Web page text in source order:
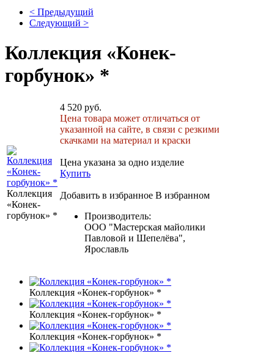
< Предыдущий
Следующий >
Коллекция «Конек-
горбунок» *
Коллекция
«Конек-
горбунок» *
4 520 руб.
Цена товара может отличаться от
указанной на сайте, в связи с резкими
скачками на материал и краски
Цена указана за одно изделие
Купить
Добавить в избранное В избранном
Производитель:
ООО "Мастерская майолики
Павловой и Шепелёва",
Ярославль
Коллекция «Конек-горбунок» *
Коллекция «Конек-горбунок» *
Коллекция «Конек-горбунок» *